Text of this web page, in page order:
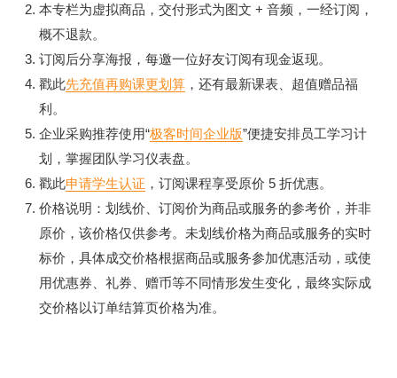
本专栏为虚拟商品，交付形式为图文 + 音频，一经订阅，
概不退款。
订阅后分享海报，每邀一位好友订阅有现金返现。
戳此先充值再购课更划算 ，还有最新课表、超值赠品福
利。
企业采购推荐使用“极客时间企业版”便捷安排员工学习计
划，掌握团队学习仪表盘。
戳此申请学生认证 ，订阅课程享受原价 5 折优惠。
价格说明：划线价、订阅价为商品或服务的参考价，并非
原价，该价格仅供参考。未划线价格为商品或服务的实时
标价，具体成交价格根据商品或服务参加优惠活动，或使
用优惠券、礼券、赠币等不同情形发生变化，最终实际成
交价格以订单结算页价格为准。